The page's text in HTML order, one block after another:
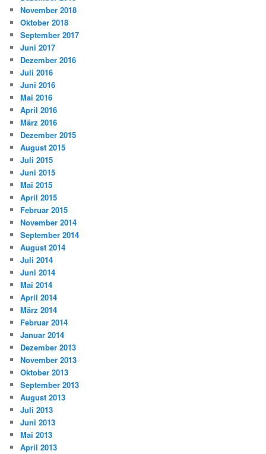
November 2018
Oktober 2018
September 2017
Juni 2017
Dezember 2016
Juli 2016
Juni 2016
Mai 2016
April 2016
März 2016
Dezember 2015
August 2015
Juli 2015
Juni 2015
Mai 2015
April 2015
Februar 2015
November 2014
September 2014
August 2014
Juli 2014
Juni 2014
Mai 2014
April 2014
März 2014
Februar 2014
Januar 2014
Dezember 2013
November 2013
Oktober 2013
September 2013
August 2013
Juli 2013
Juni 2013
Mai 2013
April 2013